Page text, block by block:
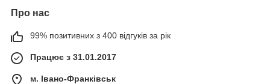
Про нас
99% позитивних з 400 відгуків за рік
Працює з 31.01.2017
м. Івано-Франківськ